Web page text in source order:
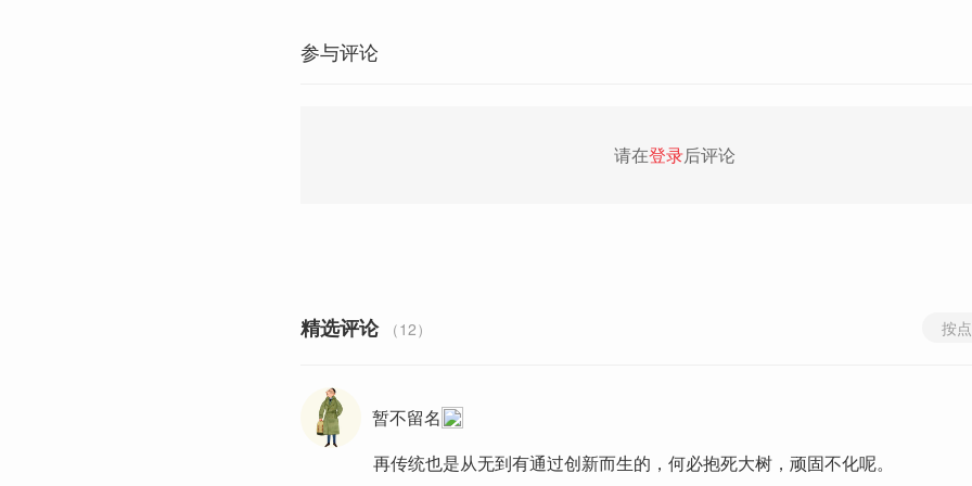
参与评论
请在登录后评论
精选评论 （12） 按
暂不留名
再传统也是从无到有通过创新而生的，何必抱死大树，顽固不化呢。